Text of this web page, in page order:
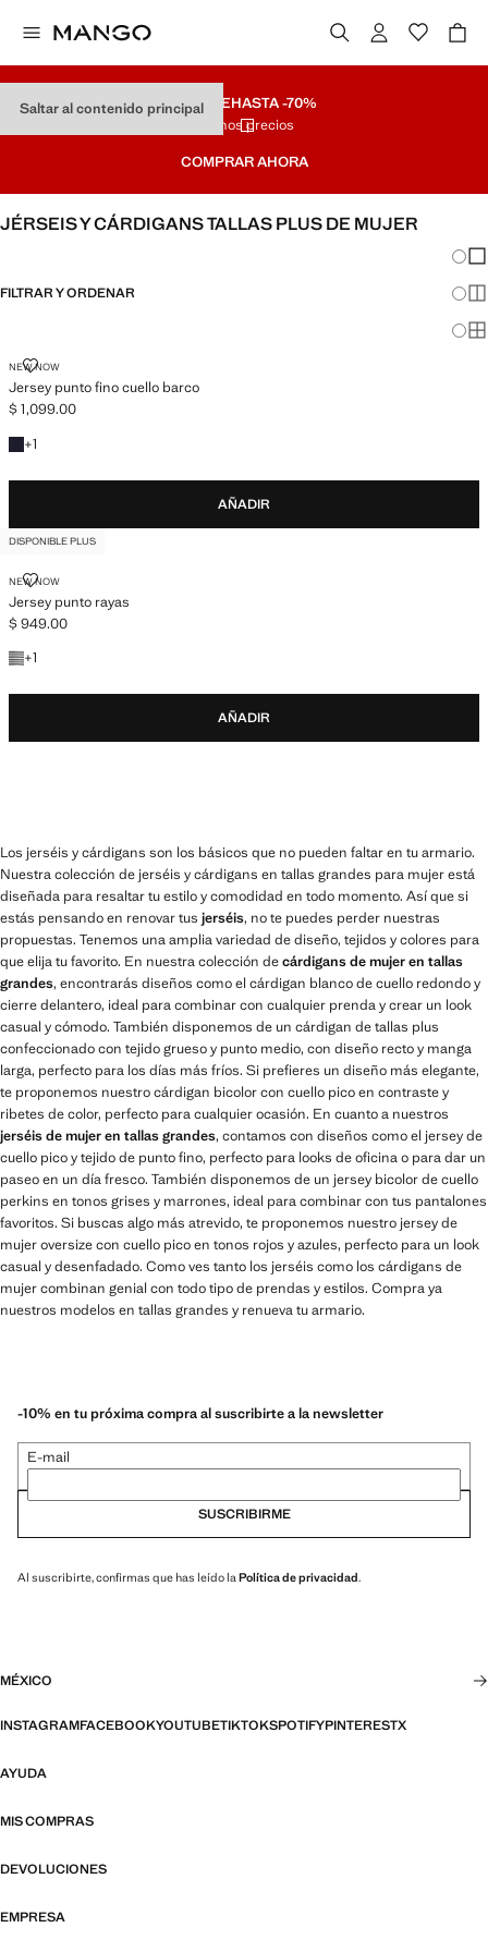
Saltar al contenido principal
REMATEHASTA -70%
Últimos precios
COMPRAR AHORA
JÉRSEIS Y CÁRDIGANS TALLAS PLUS DE MUJER
FILTRAR Y ORDENAR
NEW NOW
Jersey punto fino cuello barco
JERSEY PUNTO FINO CUELLO BARCO
Precio actual [$ 1,099.00 ]
$ 1,099.00
+1
+1 color
AÑADIR
DISPONIBLE PLUS
NEW NOW
Jersey punto rayas
JERSEY PUNTO RAYAS
Precio actual [$ 949.00 ]
$ 949.00
+1
+1 color
AÑADIR
Los jerséis y cárdigans son los básicos que no pueden faltar en tu armario.
Nuestra colección de jerséis y cárdigans en tallas grandes para mujer está
diseñada para resaltar tu estilo y comodidad en todo momento. Así que si
estás pensando en renovar tus jerséis, no te puedes perder nuestras
propuestas. Tenemos una amplia variedad de diseño, tejidos y colores para
que elija tu favorito. En nuestra colección decárdigans de mujer en tallas
grandes, encontrarás diseños como el cárdigan blanco de cuello redondo y
cierre delantero, ideal para combinar con cualquier prenda y crear un look
casual y cómodo. También disponemos de un cárdigan de tallas plus
confeccionado con tejido grueso y punto medio, con diseño recto y manga
larga, perfecto para los días más fríos. Si prefieres un diseño más elegante,
te proponemos nuestro cárdigan bicolor con cuello pico en contraste y
ribetes de color, perfecto para cualquier ocasión. En cuanto a nuestros
jerséis de mujer en tallas grandes, contamos con diseños como el jersey de
cuello pico y tejido de punto fino, perfecto para looks de oficina o para dar un
paseo en un día fresco. También disponemos de un jersey bicolor de cuello
perkins en tonos grises y marrones, ideal para combinar con tus pantalones
favoritos. Si buscas algo más atrevido, te proponemos nuestro jersey de
mujer oversize con cuello pico en tonos rojos y azules, perfecto para un look
casual y desenfadado. Como ves tanto los jerséis como los cárdigans de
mujer combinan genial con todo tipo de prendas y estilos. Compra ya
nuestros modelos en tallas grandes y renueva tu armario.
-10% en tu próxima compra al suscribirte a la newsletter
E-mail
SUSCRIBIRME
Al suscribirte, confirmas que has leído la Política de privacidad.
MÉXICO
INSTAGRAMFACEBOOKYOUTUBETIKTOKSPOTIFYPINTERESTX
AYUDA
MIS COMPRAS
DEVOLUCIONES
EMPRESA